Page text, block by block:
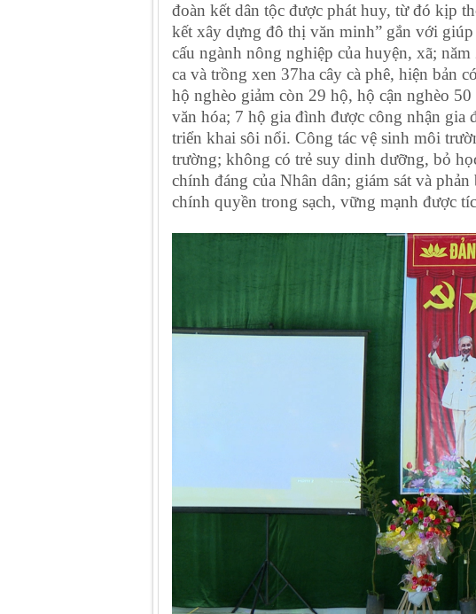
đoàn kết dân tộc được phát huy, từ đó kịp
kết xây dựng đô thị văn minh” gắn với
cấu ngành nông nghiệp của huyện, xã;
ca và trồng xen 37ha cây cà phê, hiện bản
hộ nghèo giảm còn 29 hộ, hộ cận nghèo
văn hóa; 7 hộ gia đình được công nhận gia
triển khai sôi nổi. Công tác vệ sinh môi
trường; không có trẻ suy dinh dưỡng, bỏ
chính đáng của Nhân dân; giám sát và
chính quyền trong sạch, vững mạnh được